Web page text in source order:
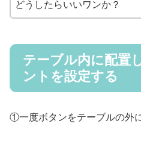
どうしたらいいワンか？
テーブル内に配置
ントを設定する
①一度ボタンをテーブルの外